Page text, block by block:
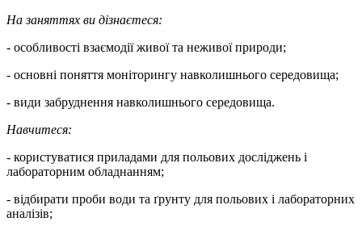
На заняттях ви дізнаєтеся:
- особливості взаємодії живої та неживої природи;
- основні поняття моніторингу навколишнього середовища;
- види забруднення навколишнього середовища.
Навчитеся:
- користуватися приладами для польових досліджень і
лабораторним обладнанням;
- відбирати проби води та ґрунту для польових і лабораторних
аналізів;